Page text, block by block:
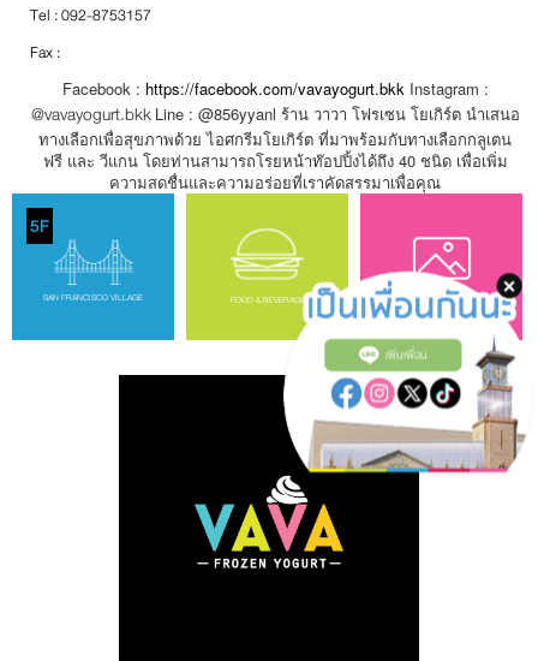
เพิ่มเพื่อน
Tel : 092-8753157
Fax :
Facebook : https://facebook.com/vavayogurt.bkk Instagram :
@vavayogurt.bkk Line : @856yyanl ร้าน วาวา โฟรเซน โยเกิร์ต นำเสนอ
ทางเลือกเพื่อสุขภาพด้วย ไอศกรีมโยเกิร์ต ที่มาพร้อมกับทางเลือกกลูเตน
ฟรี และ วีแกน โดยท่านสามารถโรยหน้าท๊อปปิ้งได้ถึง 40 ชนิด เพื่อเพิ่ม
ความสดชื่นและความอร่อยที่เราคัดสรรมาเพื่อคุณ
5F
SAN FRANCISCO VILLAGE FOOD & BEVERAGE GALLERY